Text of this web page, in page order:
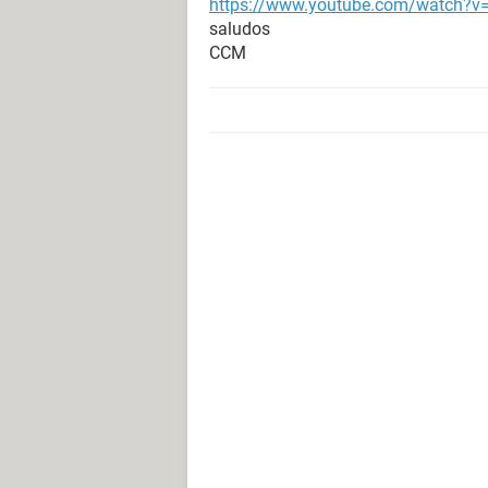
https://www.youtube.com/
saludos
CCM